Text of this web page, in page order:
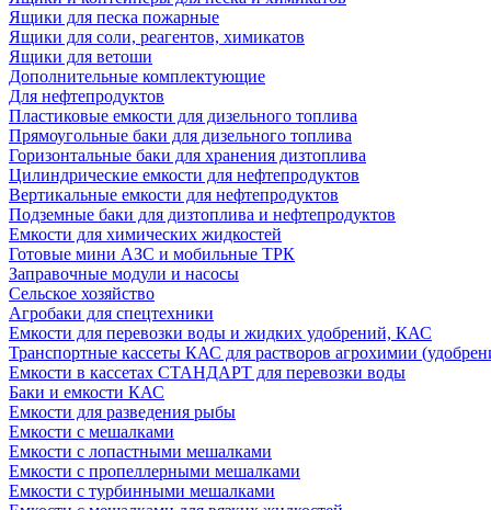
Ящики для песка пожарные
Ящики для соли, реагентов, химикатов
Ящики для ветоши
Дополнительные комплектующие
Для нефтепродуктов
Пластиковые емкости для дизельного топлива
Прямоугольные баки для дизельного топлива
Горизонтальные баки для хранения дизтоплива
Цилиндрические емкости для нефтепродуктов
Вертикальные емкости для нефтепродуктов
Подземные баки для дизтоплива и нефтепродуктов
Емкости для химических жидкостей
Готовые мини АЗС и мобильные ТРК
Заправочные модули и насосы
Сельское хозяйство
Агробаки для спецтехники
Емкости для перевозки воды и жидких удобрений, КАС
Транспортные кассеты КАС для растворов агрохимии
Емкости в кассетах СТАНДАРТ для перевозки воды
Баки и емкости КАС
Емкости для разведения рыбы
Емкости с мешалками
Емкости с лопастными мешалками
Емкости с пропеллерными мешалками
Емкости с турбинными мешалками